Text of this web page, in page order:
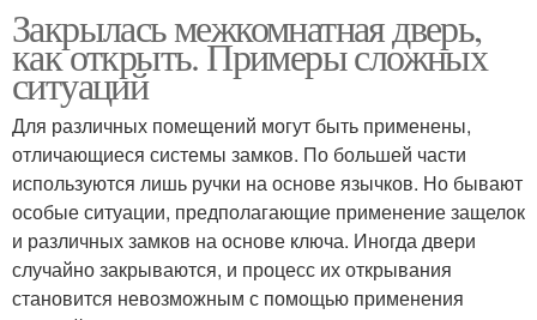
Закрылась межкомнатная дверь,
как открыть. Примеры сложных
ситуаций
Для различных помещений могут быть применены,
отличающиеся системы замков. По большей части
используются лишь ручки на основе язычков. Но бывают
особые ситуации, предполагающие применение защелок
и различных замков на основе ключа. Иногда двери
случайно закрываются, и процесс их открывания
становится невозможным с помощью применения